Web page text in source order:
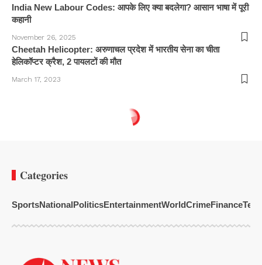
India New Labour Codes: आपके लिए क्या बदलेगा? आसान भाषा में पूरी
कहानी
November 26, 2025
Cheetah Helicopter: अरुणाचल प्रदेश में भारतीय सेना का चीता
हेलिकॉप्टर क्रैश, 2 पायलटों की मौत
March 17, 2023
Categories
SportsNationalPoliticsEntertainmentWorldCrimeFinance